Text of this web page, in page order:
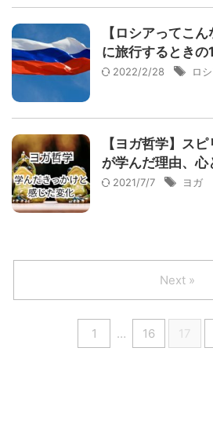
【ロシアってこ
に旅行するときの
2022/2/28 ロ
【ヨガ哲学】ス
が学んだ理由、心
2021/7/7 ヨガ
1 … 16 17
Next »